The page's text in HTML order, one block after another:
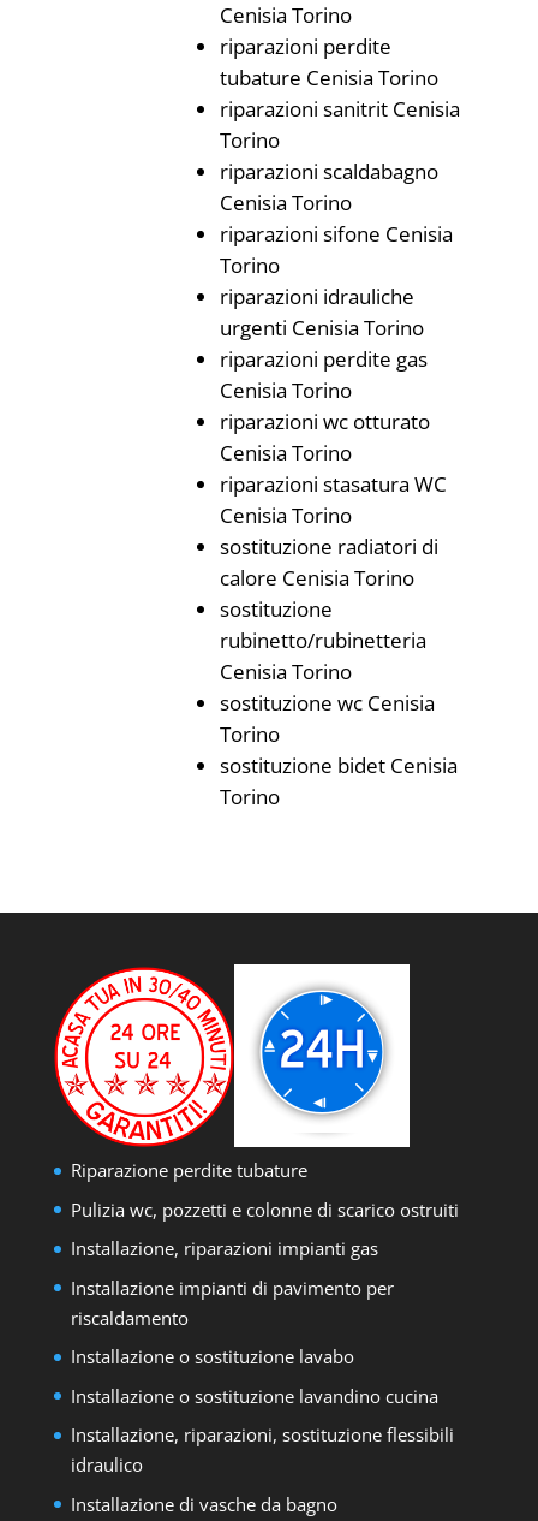
Cenisia Torino
riparazioni perdite
tubature Cenisia Torino
riparazioni sanitrit Cenisia
Torino
riparazioni scaldabagno
Cenisia Torino
riparazioni sifone Cenisia
Torino
riparazioni idrauliche
urgenti Cenisia Torino
riparazioni perdite gas
Cenisia Torino
riparazioni wc otturato
Cenisia Torino
riparazioni stasatura WC
Cenisia Torino
sostituzione radiatori di
calore Cenisia Torino
sostituzione
rubinetto/rubinetteria
Cenisia Torino
sostituzione wc Cenisia
Torino
sostituzione bidet Cenisia
Torino
Riparazione perdite tubature
Pulizia wc, pozzetti e colonne di scarico ostruiti
Installazione, riparazioni impianti gas
Installazione impianti di pavimento per
riscaldamento
Installazione o sostituzione lavabo
Installazione o sostituzione lavandino cucina
Installazione, riparazioni, sostituzione flessibili
idraulico
Installazione di vasche da bagno